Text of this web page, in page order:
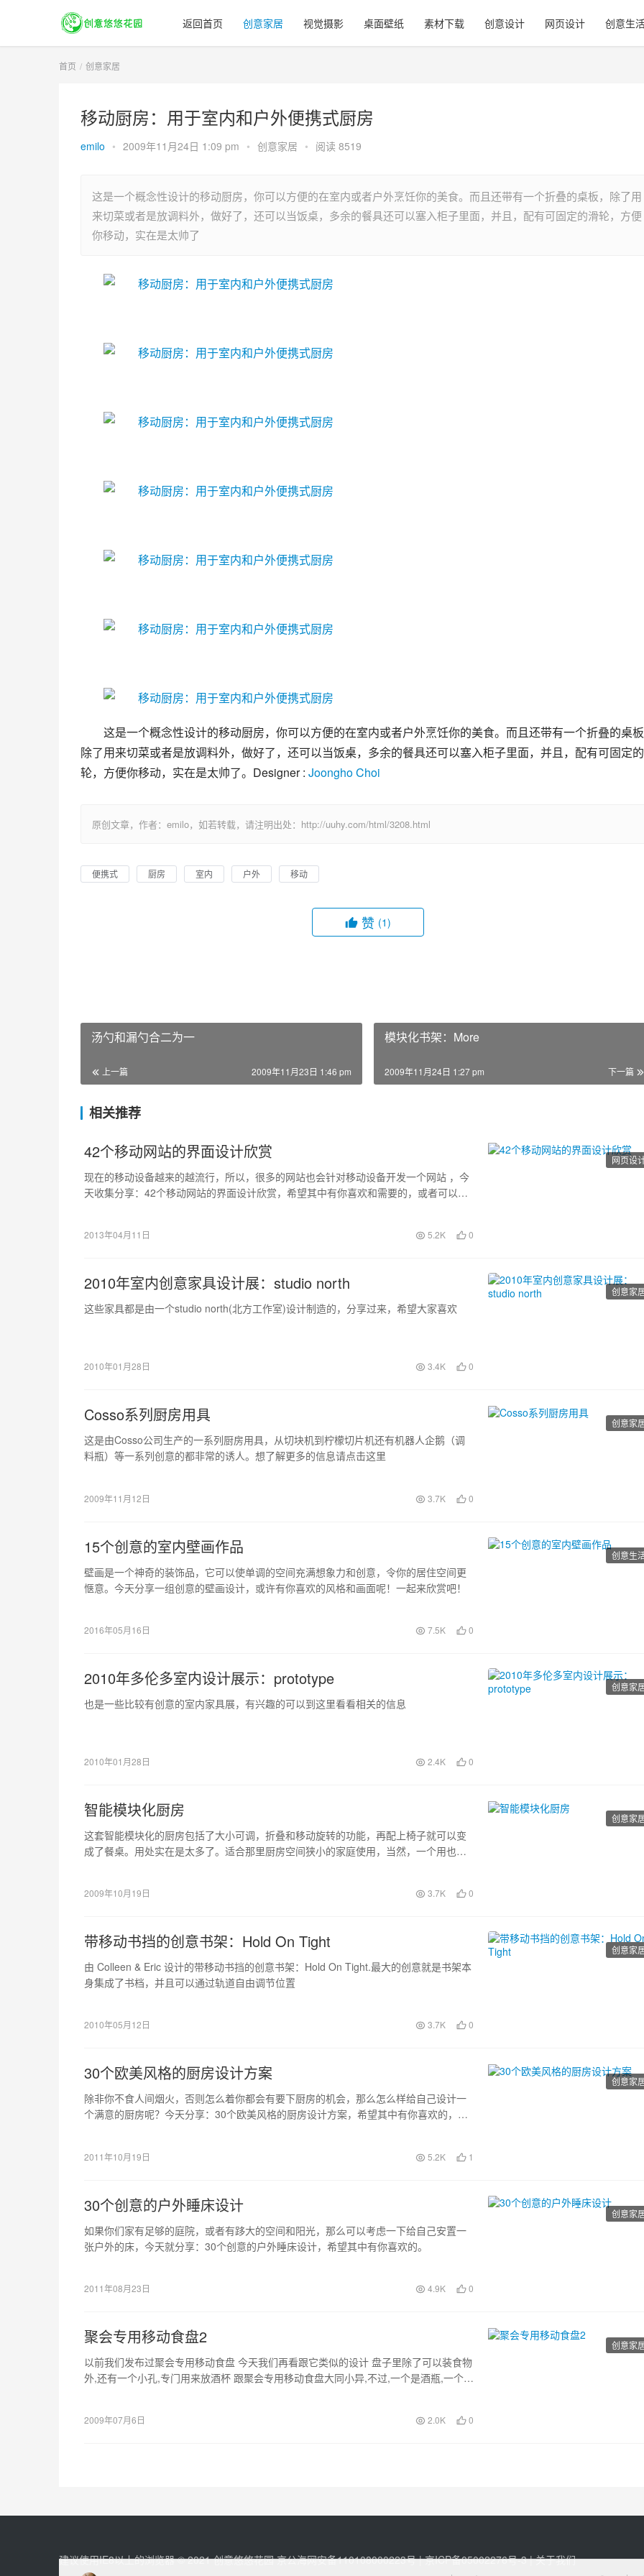
返回首页 创意家居 视觉摄影 桌面壁纸 素材下载 创意设计 网页设计 创意生
首页 创意家居
移动厨房：用于室内和户外便携式厨房
emilo • 2009年11月24日 1:09 pm • 创意家居 • 阅读 8519
这是一个概念性设计的移动厨房，你可以方便的在室内或者户外烹饪你的美食。而且还带有一个折叠的桌板，除了用
来切菜或者是放调料外，做好了，还可以当饭桌，多余的餐具还可以塞入柜子里面，并且，配有可固定的滑轮，方便
你移动，实在是太帅了
这是一个概念性设计的移动厨房，你可以方便的在室内或者户外烹饪你的美食。而且还带有一个折叠的桌
除了用来切菜或者是放调料外，做好了，还可以当饭桌，多余的餐具还可以塞入柜子里面，并且，配有可固定
轮，方便你移动，实在是太帅了。Designer : Joongho Choi
原创文章，作者：emilo，如若转载，请注明出处：http://uuhy.com/html/3208.html
便携式 厨房 室内 户外 移动
赞 (1)
汤勺和漏勺合二为一
上一篇 2009年11月23日 1:46 pm
模块化书架：More
下一篇
2009年11月24日 1:27 pm
相关推荐
网页设
42个移动网站的界面设计欣赏
现在的移动设备越来的越流行，所以，很多的网站也会针对移动设备开发一个网站 ，今
天收集分享：42个移动网站的界面设计欣赏，希望其中有你喜欢和需要的，或者可以给
2013年04月11日 5.2K 0
创意家
2010年室内创意家具设计展：studio north
这些家具都是由一个studio north(北方工作室)设计制造的，分享过来，希望大家喜欢
2010年01月28日 3.4K 0
创意家
Cosso系列厨房用具
这是由Cosso公司生产的一系列厨房用具，从切块机到柠檬切片机还有机器人企鹅（调
料瓶）等一系列创意的都非常的诱人。想了解更多的信息请点击这里
2009年11月12日 3.7K 0
创意生
15个创意的室内壁画作品
壁画是一个神奇的装饰品，它可以使单调的空间充满想象力和创意，令你的居住空间更
惬意。今天分享一组创意的壁画设计，或许有你喜欢的风格和画面呢！一起来欣赏吧！
2016年05月16日 7.5K 0
创意家
2010年多伦多室内设计展示：prototype
也是一些比较有创意的室内家具展，有兴趣的可以到这里看看相关的信息
2010年01月28日 2.4K 0
创意家
智能模块化厨房
这套智能模块化的厨房包括了大小可调，折叠和移动旋转的功能，再配上椅子就可以变
成了餐桌。用处实在是太多了。适合那里厨房空间狭小的家庭使用，当然，一个用也是
2009年10月19日 3.7K 0
创意家
带移动书挡的创意书架：Hold On Tight
由 Colleen & Eric 设计的带移动书挡的创意书架：Hold On Tight.最大的创意就是书架本
身集成了书档，并且可以通过轨道自由调节位置
2010年05月12日 3.7K 0
创意家
30个欧美风格的厨房设计方案
除非你不食人间烟火，否则怎么着你都会有要下厨房的机会，那么怎么样给自己设计一
个满意的厨房呢？今天分享：30个欧美风格的厨房设计方案，希望其中有你喜欢的，或
2011年10月19日 5.2K 1
创意家
30个创意的户外睡床设计
如果你们家有足够的庭院，或者有跢大的空间和阳光，那么可以考虑一下给自己安置一
张户外的床，今天就分享：30个创意的户外睡床设计，希望其中有你喜欢的。
2011年08月23日 4.9K 0
创意家
聚会专用移动食盘2
以前我们发布过聚会专用移动食盘 今天我们再看跟它类似的设计 盘子里除了可以装食物
外,还有一个小孔,专门用来放酒杯 跟聚会专用移动食盘大同小异,不过,一个是酒瓶,一个是
2009年07月6日 2.0K 0
建议使用IE8以上的浏览器 © 2021创意悠悠花园京公海网安备110108000223号 |京ICP备05002276号-3|关于我们